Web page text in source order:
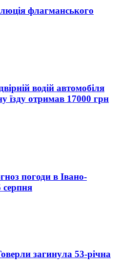
флагманського
водій автомобіля
їзду отримав 17000 грн
погоди в Івано-
серпня
загинула 53-річна